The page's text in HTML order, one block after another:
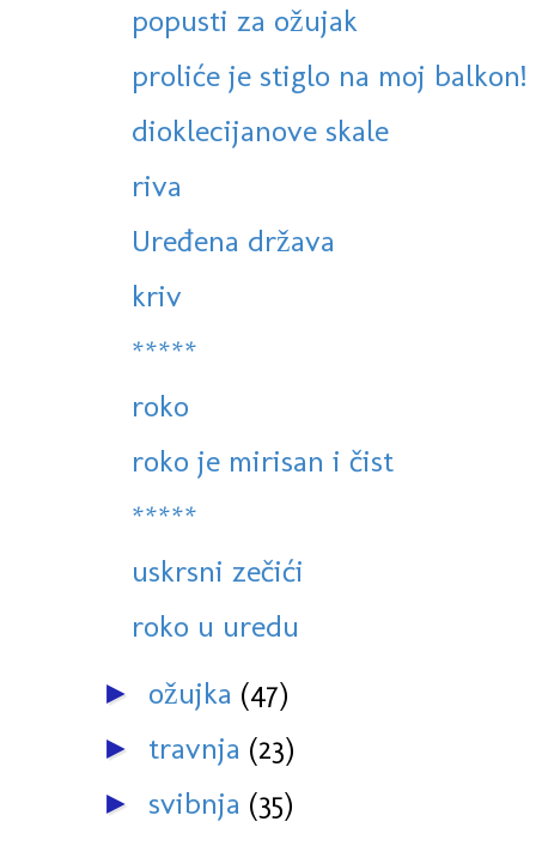
popusti za ožujak
proliće je stiglo na moj balkon!
dioklecijanove skale
riva
Uređena država
kriv
*****
roko
roko je mirisan i čist
*****
uskrsni zečići
roko u uredu
► ožujka (47)
► travnja (23)
► svibnja (35)